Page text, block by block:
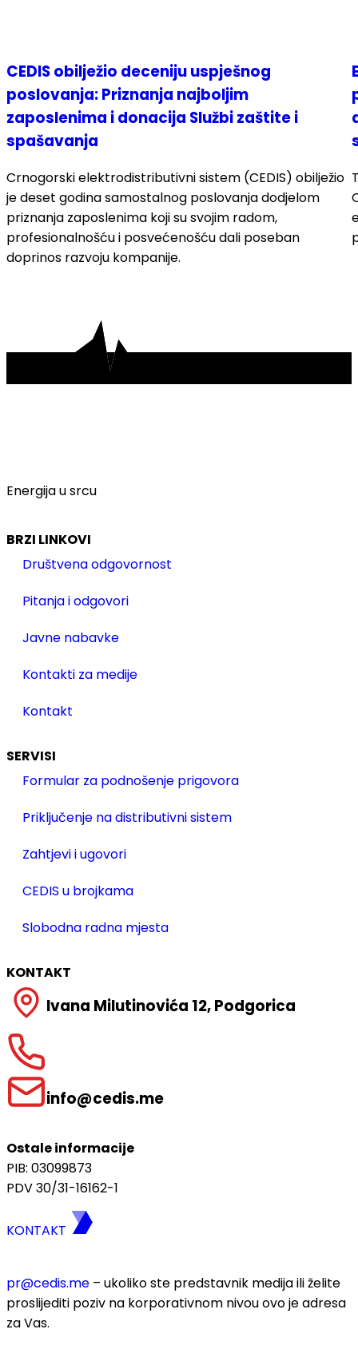
CEDIS obilježio deceniju uspješnog
poslovanja: Priznanja najboljim
zaposlenima i donacija Službi zaštite i
spašavanja
Crnogorski elektrodistributivni sistem (CEDIS) obilježio
je deset godina samostalnog poslovanja dodjelom
priznanja zaposlenima koji su svojim radom,
profesionalnošću i posvećenošću dali poseban
doprinos razvoju kompanije.
Energija u srcu
BRZI LINKOVI
Društvena odgovornost
Pitanja i odgovori
Javne nabavke
Kontakti za medije
Kontakt
SERVISI
Formular za podnošenje prigovora
Priključenje na distributivni sistem
Zahtjevi i ugovori
CEDIS u brojkama
Slobodna radna mjesta
KONTAKT
Ivana Milutinovića 12, Podgorica
info@cedis.me
Ostale informacije
PIB: 03099873
PDV 30/31-16162-1
KONTAKT
pr@cedis.me – ukoliko ste predstavnik medija ili želite
proslijediti poziv na korporativnom nivou ovo je adresa
za Vas.